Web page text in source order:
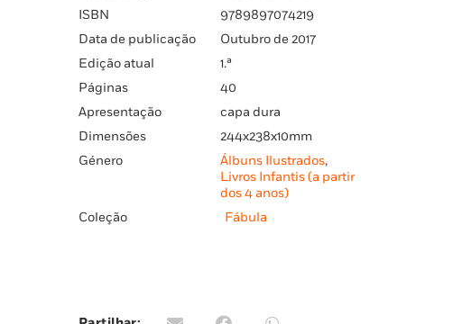
ISBN
9789897074219
Data de publicação
Outubro de 2017
Edição atual
1.ª
Páginas
40
Apresentação
capa dura
Dimensões
244x238x10mm
Género
Álbuns Ilustrados,
Livros Infantis (a partir
dos 4 anos)
Coleção
Fábula